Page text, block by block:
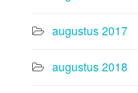
augustus 2017
augustus 2018